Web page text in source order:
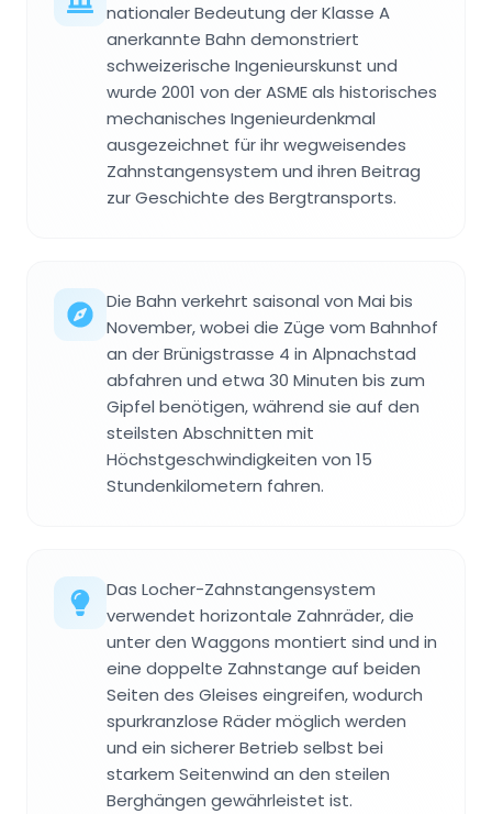
nationaler Bedeutung der Klasse A
anerkannte Bahn demonstriert
schweizerische Ingenieurskunst und
wurde 2001 von der ASME als historisches
mechanisches Ingenieurdenkmal
ausgezeichnet für ihr wegweisendes
Zahnstangensystem und ihren Beitrag
zur Geschichte des Bergtransports.
Die Bahn verkehrt saisonal von Mai bis
November, wobei die Züge vom Bahnhof
an der Brünigstrasse 4 in Alpnachstad
abfahren und etwa 30 Minuten bis zum
Gipfel benötigen, während sie auf den
steilsten Abschnitten mit
Höchstgeschwindigkeiten von 15
Stundenkilometern fahren.
Das Locher-Zahnstangensystem
verwendet horizontale Zahnräder, die
unter den Waggons montiert sind und in
eine doppelte Zahnstange auf beiden
Seiten des Gleises eingreifen, wodurch
spurkranzlose Räder möglich werden
und ein sicherer Betrieb selbst bei
starkem Seitenwind an den steilen
Berghängen gewährleistet ist.